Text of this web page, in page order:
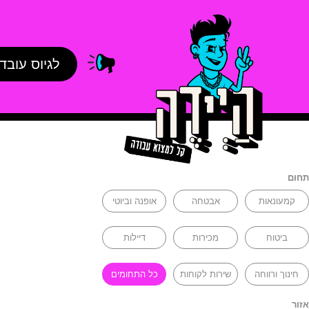
לגיוס
תחום
קמעונאות אבטחה אופנה וביוטי
ביטוח מכירות דיילות
חינוך ורווחה שירות לקוחות כל התחומים
אזור